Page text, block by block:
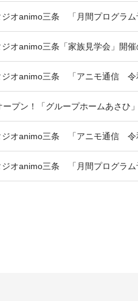
ジオanimo三条 「月間プログラム
ジオanimo三条「家族見学会」開
ジオanimo三条 「アニモ通信 令
ープン！「グループホームあさひ
ジオanimo三条 「アニモ通信 令
ジオanimo三条 「月間プログラム